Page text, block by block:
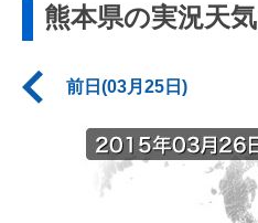
熊本県の実況天気
前日(03月25日)